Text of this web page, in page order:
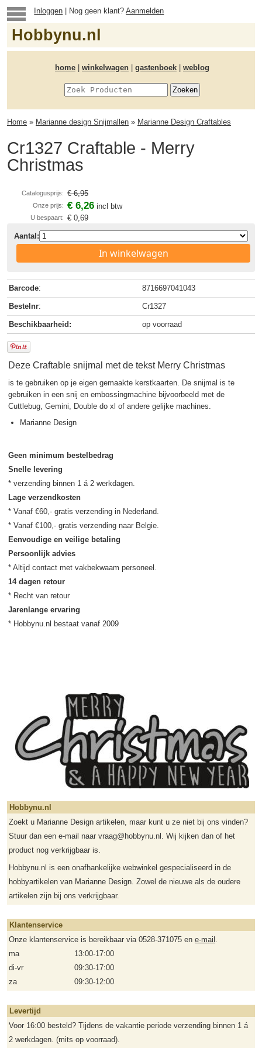
Inloggen | Nog geen klant?Aanmelden
Hobbynu.nl
home winkelwagen gastenboek weblog
Home » Marianne design Snijmallen » Marianne Design Craftables
Cr1327 Craftable - Merry
Christmas
Catalogusprijs: € 6,95
Onze prijs: € 6,26 incl btw
U bespaart: € 0,69
Aantal:
In winkelwagen
Barcode: 8716697041043
Bestelnr: Cr1327
Beschikbaarheid: op voorraad
Deze Craftable snijmal met de tekst Merry Christmas
is te gebruiken op je eigen gemaakte kerstkaarten. De snijmal is te
gebruiken in een snij en embossingmachine bijvoorbeeld met de
Cuttlebug, Gemini, Double do xl of andere gelijke machines.
Marianne Design
Geen minimum bestelbedrag
Snelle levering
Lage verzendkosten
* Vanaf €60,- gratis verzending in Nederland.
Eenvoudige en veilige betaling
Persoonlijk advies
14 dagen retour
Jarenlange ervaring
* Hobbynu.nl bestaat vanaf 2009
Hobbynu.nl
Zoekt u Marianne Design artikelen, maar kunt u ze niet bij ons vinden?
Stuur dan een e-mail naar vraag@hobbynu.nl. Wij kijken dan of het
product nog verkrijgbaar is.
Hobbynu.nl is een onafhankelijke webwinkel gespecialiseerd in de
hobbyartikelen van Marianne Design. Zowel de nieuwe als de oudere
artikelen zijn bij ons verkrijgbaar.
Klantenservice
Onze klantenservice is bereikbaar via 0528-371075 en e-mail .
ma
13:00-17:00
di-vr
09:30-17:00
za
09:30-12:00
Levertijd
Voor 16:00 besteld? Tijdens de vakantie periode verzending binnen 1 á
2 werkdagen. (mits op voorraad).